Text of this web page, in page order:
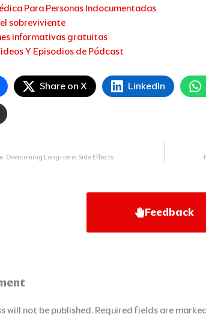
Para Personas Indocumentadas
sobreviviente
informativas gratuitas
Y Episodios de Pódcast
Share on X LinkedIn
Overcoming Long-term Side Effects
Feedback
will not be published. Required fields are